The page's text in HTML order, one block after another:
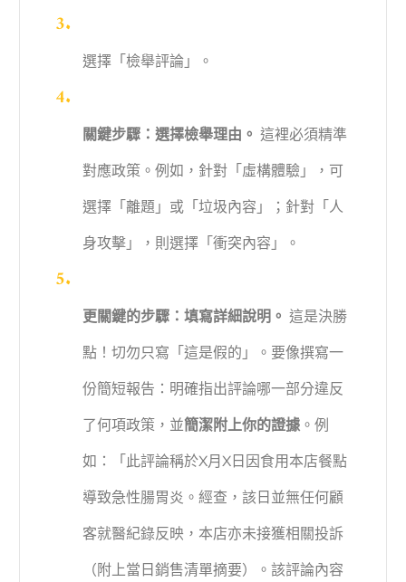
選擇「檢舉評論」。
關鍵步驟：選擇檢舉理由。 這裡必須精準
對應政策。例如，針對「虛構體驗」，可
選擇「離題」或「垃圾內容」；針對「人
身攻擊」，則選擇「衝突內容」。
更關鍵的步驟：填寫詳細說明。 這是決勝
點！切勿只寫「這是假的」。要像撰寫一
份簡短報告：明確指出評論哪一部分違反
了何項政策，並簡潔附上你的證據。例
如：「此評論稱於X月X日因食用本店餐點
導致急性腸胃炎。經查，該日並無任何顧
客就醫紀錄反映，本店亦未接獲相關投訴
（附上當日銷售清單摘要）。該評論內容